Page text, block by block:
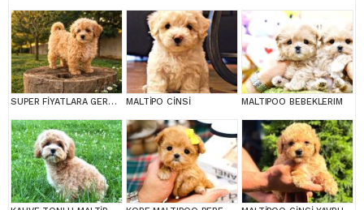
SUPER FİYATLARA GERÇEK MALTİPOO YAVRULAR MALTİPO CİNSİ MALTIPOO BEBEKLERIM